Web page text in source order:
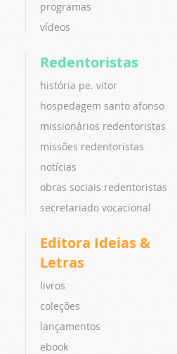
programas
vídeos
Redentoristas
história pe. vitor
hospedagem santo afonso
missionários redentoristas
missões redentoristas
notícias
obras sociais redentoristas
secretariado vocacional
Editora Ideias &
Letras
livros
coleções
lançamentos
ebook